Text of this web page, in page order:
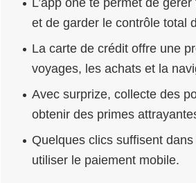
L’app one te permet de
et de garder le contrôle total
La carte de crédit offre une
voyages, les achats et la
Avec surprize, collecte des
obtenir des primes
Quelques clics suffisent
utiliser le paiement mobile.